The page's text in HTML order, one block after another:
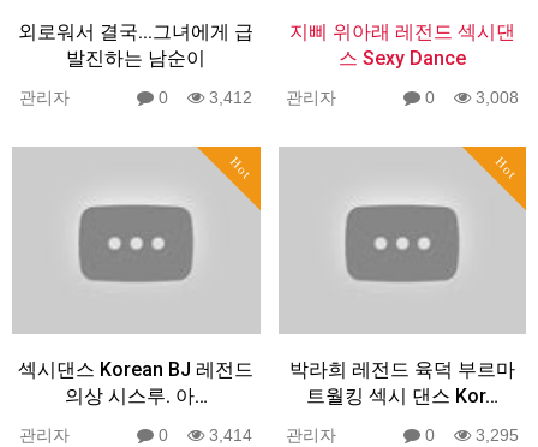
외로워서 결국...그녀에게 급
발진하는 남순이
관리자 0 3,412
지삐 위아래 레전드 섹시댄
스 Sexy Dance
관리자 0 3,008
Hot
섹시댄스 Korean BJ 레전드
의상 시스루. 아…
관리자 0 3,414
Hot
박라희 레전드 육덕 부르마
트월킹 섹시 댄스 Kor…
관리자 0 3,295